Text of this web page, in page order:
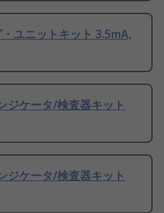
ユニットキット 3.5mA,
ジケータ/検査器キット
ジケータ/検査器キット